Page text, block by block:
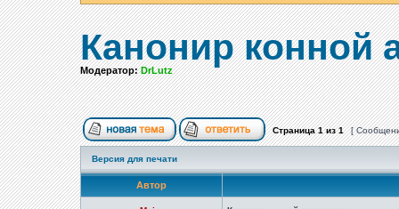
Канонир конной
Модератор:DrLutz
Страница1из1 [
Версия для печати
Автор